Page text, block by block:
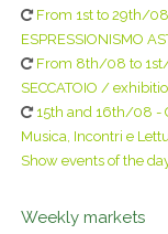
From 1st to 29th/
ESPRESSIONISMO
From 8th/08 to 1st/
SECCATOIO /
15th and 16th/08 -
Musica, Incontri e
Show events of the
Weekly markets